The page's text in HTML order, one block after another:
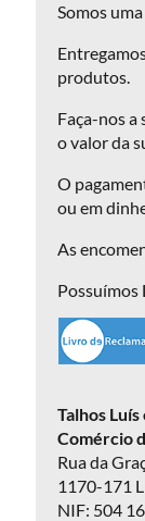
Montra
de
produtos
Dia
da
Somos
produtos.
Faça-nos a
o valor da
O
ou em
As
Possuímos
Talhos Luís
Comércio
Rua da
1170-171
NIF: 504